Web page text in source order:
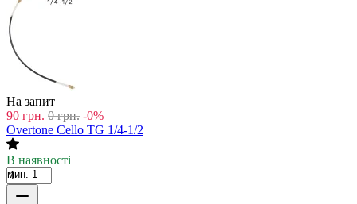
На запит
90 грн. 0 грн. -0%
Overtone Cello TG 1/4-1/2
В наявності
мин. 1